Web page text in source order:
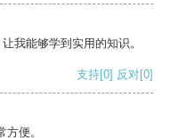
我能够学到实用的知识。
支持[0] 反对[0]
便。